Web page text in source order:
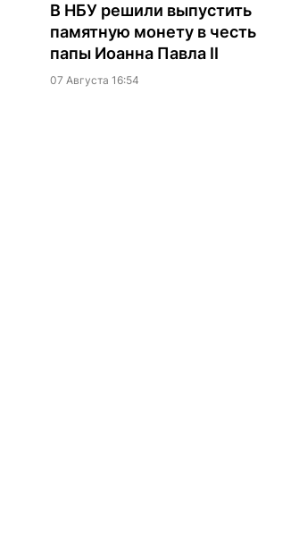
В НБУ решили выпустить
памятную монету в честь
папы Иоанна Павла II
07 Августа 16:54